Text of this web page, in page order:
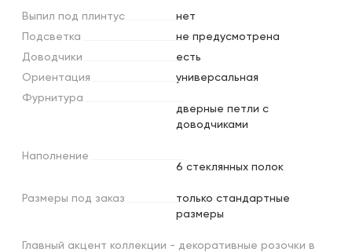
Выпил под плинтус
нет
Подсветка
не предусмотрена
Доводчики
есть
Ориентация
универсальная
Фурнитура
дверные петли с
доводчиками
Наполнение
6 стеклянных полок
Размеры под заказ
только стандартные
размеры
Главный акцент коллекции - декоративные розочки в